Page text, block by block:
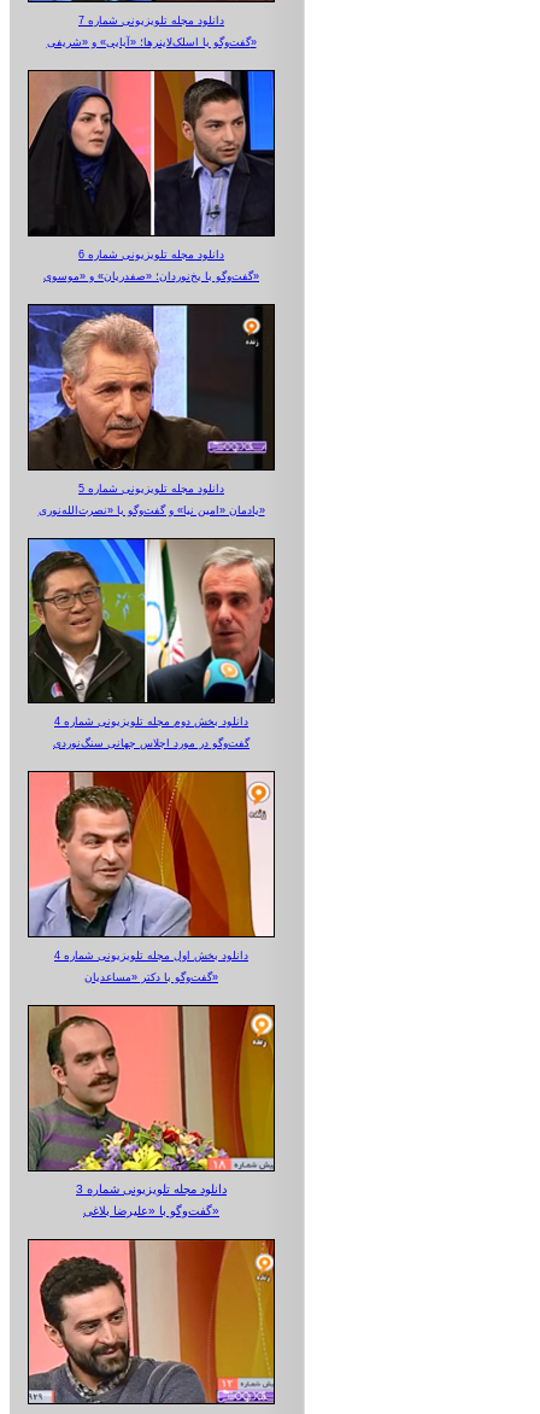
دانلود مجله تلویزیونی شماره 7
گفت‌وگو با اسلک‌لاینرها؛ «آبایی» و «شریفی»
دانلود مجله تلویزیونی شماره 6
گفت‌وگو با یخ‌نوردان؛ «صفدریان» و «موسوی»
دانلود مجله تلویزیونی شماره 5
یادمان «امین نیا» و گفت‌وگو با «نصرت‌الله‌نوری»
دانلود بخش دوم مجله تلویزیونی شماره 4
گفت‌وگو در مورد اجلاس جهانی سنگ‌نوردی
دانلود بخش اول مجله تلویزیونی شماره 4
گفت‌وگو با دکتر «مساعدیان»
دانلود مجله تلویزیونی شماره 3
گفت‌وگو با «علیرضا بلاغی»